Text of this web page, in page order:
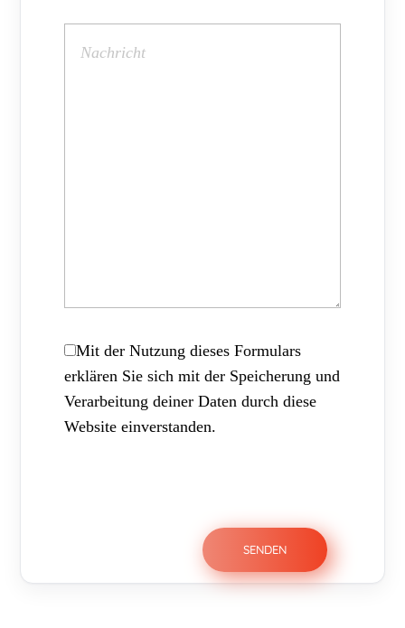
Mit der Nutzung dieses Formulars
erklären Sie sich mit der Speicherung und
Verarbeitung deiner Daten durch diese
Website einverstanden.